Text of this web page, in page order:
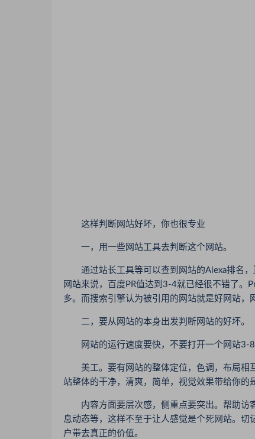
这样判断网站好坏，你也很专业
一，用一些网站工具去判断这个网站。
通过站长工具等可以查到网站的Alexa排名，
网站来说，百度PR值达到3-4就已经很不错了。
多。而搜索引擎认为被引用的网站就是好网站，
二，要从网站的本身出发判断网站的好坏。
网站的运行速度要快，不要打开一个网站3-8
美工。要有网站的整体定位，色调，布局相
站整体的干净，清爽，简单，视觉效果带给你的
内容方面要层次感，侧重点要突出。帮助访
息动态等，这样不至于让人感觉是个死网站。
户带去真正的价值。